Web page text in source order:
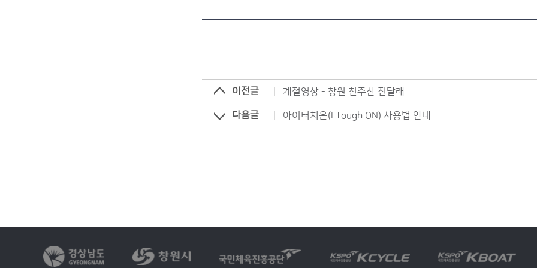
이전글 계절영상 - 창원 천주산 진달래
다음글 아이터치온(I Tough ON) 사용법 안내